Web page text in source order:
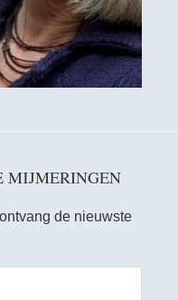
MIJMERINGEN
de nieuwste